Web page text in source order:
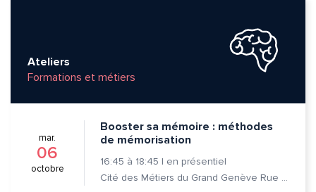
Ateliers
Formations et métiers
mar.
06
octobre
Booster sa mémoire : méthodes
de mémorisation
16:45 à 18:45 | en présentiel
Cité des Métiers du Grand Genève Rue Prévost-Martin 6 1205 Genève